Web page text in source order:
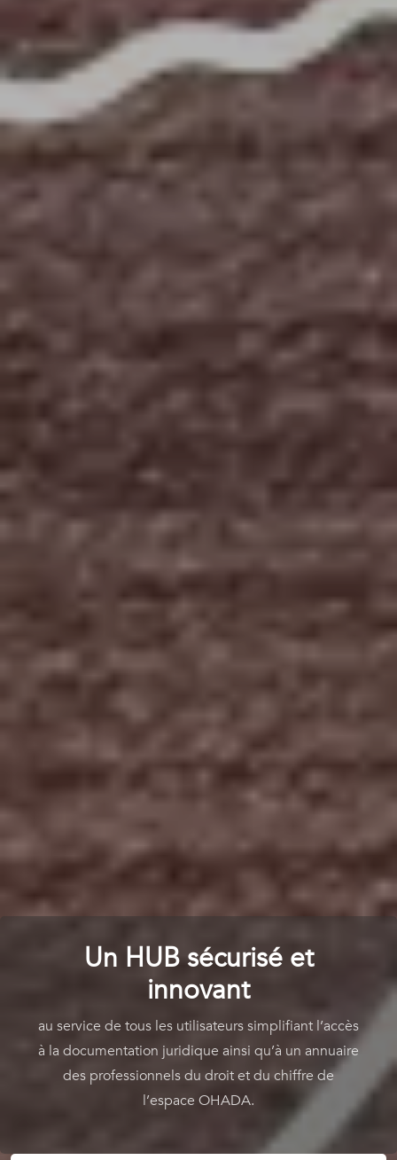
Un HUB sécurisé et
innovant
au service de tous les utilisateurs simplifiant l’accès
à la documentation juridique ainsi qu’à un annuaire
des professionnels du droit et du chiffre de
l’espace OHADA.